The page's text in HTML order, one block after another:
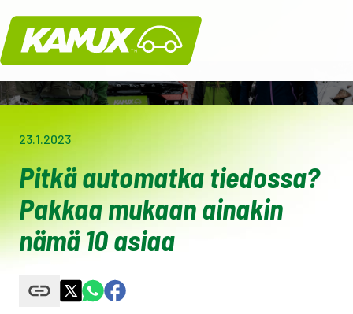
Kamux
23.1.2023
Pitkä automatka tiedossa?
Pakkaa mukaan ainakin
nämä 10 asiaa